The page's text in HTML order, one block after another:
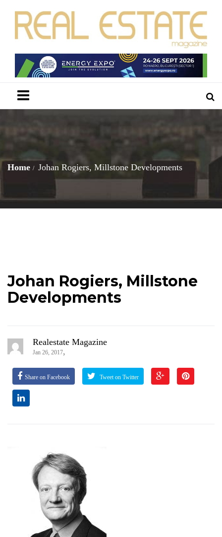
Home Johan Rogiers, Millstone Developments
Johan Rogiers, Millstone
Developments
Realestate Magazine
Jan 26, 2017,
Share on Facebook Tweet on Twitter